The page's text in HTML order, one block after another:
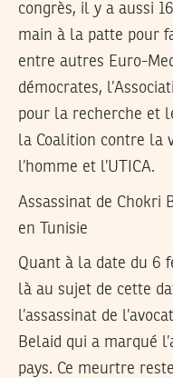
congrès, il y a aussi
main à la patte pour
entre autres Euro-
démocrates,
pour la recherche et
la Coalition contre la
l’homme et l’UTICA.
Assassinat de Chokri
en Tunisie
Quant à la date du 6
là au sujet de cette
l’assassinat de
Belaid qui a marqué
pays. Ce meurtre